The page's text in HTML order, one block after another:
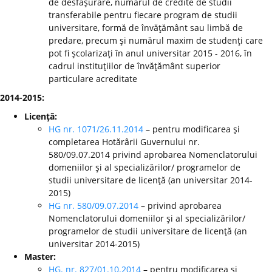
transferabile pentru fiecare program de studii
universitare, formă de învăţământ sau limbă de
predare, precum şi numărul maxim de studenţi care
pot fi şcolarizaţi în anul universitar 2015 - 2016, în
cadrul instituţiilor de învăţământ superior
particulare acreditate
2014-2015:
Licenţă:
HG nr. 1071/26.11.2014 – pentru modificarea şi
completarea Hotărârii Guvernului nr.
580/09.07.2014 privind aprobarea Nomenclatorului
domeniilor şi al specializărilor/ programelor de
studii universitare de licenţă (an universitar 2014-
2015)
HG nr. 580/09.07.2014 – privind aprobarea
Nomenclatorului domeniilor şi al specializărilor/
programelor de studii universitare de licenţă (an
universitar 2014-2015)
Master:
HG. nr. 827/01.10.2014 – pentru modificarea şi